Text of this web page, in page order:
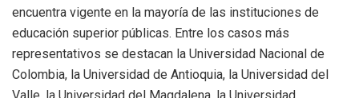
encuentra vigente en la mayoría de las instituciones de
educación superior públicas. Entre los casos más
representativos se destacan la Universidad Nacional de
Colombia, la Universidad de Antioquia, la Universidad del